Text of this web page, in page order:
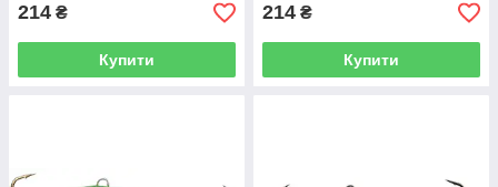
214 ₴
Купити
214 ₴
Купити